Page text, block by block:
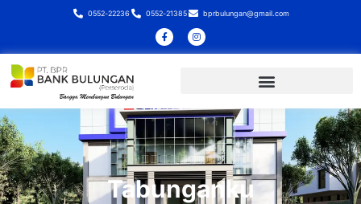
0552-22236 0552-21385 bprbulungan@gmail.com
Tabunganku